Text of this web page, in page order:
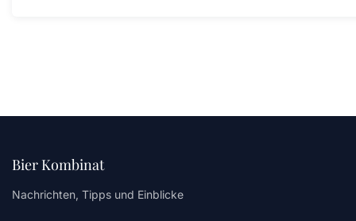
Bier Kombinat
Nachrichten, Tipps und Einblicke